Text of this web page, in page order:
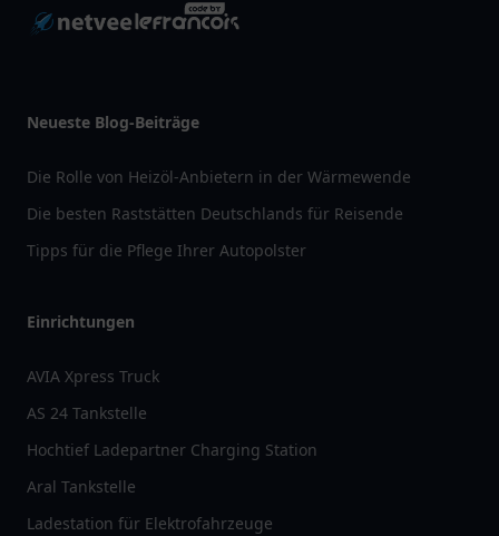
Neueste Blog-Beiträge
Die Rolle von Heizöl-Anbietern in der Wärmewende
Die besten Raststätten Deutschlands für Reisende
Tipps für die Pflege Ihrer Autopolster
Einrichtungen
AVIA Xpress Truck
AS 24 Tankstelle
Hochtief Ladepartner Charging Station
Aral Tankstelle
Ladestation für Elektrofahrzeuge